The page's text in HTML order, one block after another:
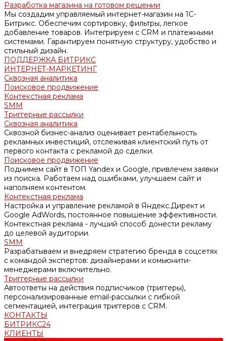
Разработка магазина на готовом решении
Мы создадим управляемый интернет-магазин на 1С-
Битрикс. Обеспечим сортировку, фильтры, легкое
добавление товаров. Интегрируем с CRM и платежными
системами. Гарантируем понятную структуру, удобство и
стильный дизайн.
ПОДДЕРЖКА БИТРИКС
ИНТЕРНЕТ-МАРКЕТИНГ
Сквозная аналитика
Поисковое продвижение
Контекстная реклама
SMM
Триггерные рассылки
Сквозная аналитика
Сквозной бизнес-анализ оценивает рентабельность
рекламных инвестиций, отслеживая клиентский путь от
первого контакта с рекламой до сделки.
Поисковое продвижение
Поднимем сайт в ТОП Yandex и Google, привлечем заявки
из поиска. Работаем над ошибками, улучшаем сайт и
наполняем контентом.
Контекстная реклама
Настройка и управление рекламой в Яндекс.Директ и
Google AdWords, постоянное повышение эффективности.
Контекстная реклама - лучший способ донести рекламу
до целевой аудитории.
SMM
Разрабатываем и внедряем стратегию бренда в соцсетях
с командой экспертов: дизайнерами и комьюнити-
менеджерами включительно.
Триггерные рассылки
Автоответы на действия подписчиков (триггеры),
персонализированные email-рассылки с гибкой
сегментацией, интеграция триггеров с CRM.
КОНТАКТЫ
БИТРИКС24
КЛИЕНТЫ